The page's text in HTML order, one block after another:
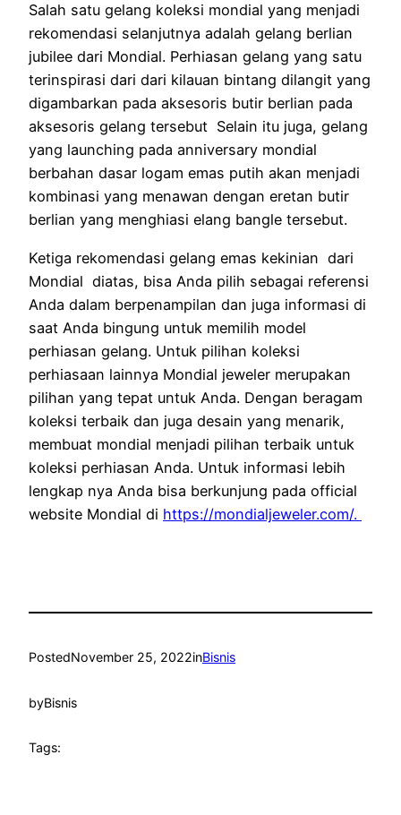
Salah satu gelang koleksi mondial yang menjadi
rekomendasi selanjutnya adalah gelang berlian
jubilee dari Mondial. Perhiasan gelang yang satu
terinspirasi dari dari kilauan bintang dilangit yang
digambarkan pada aksesoris butir berlian pada
aksesoris gelang tersebut Selain itu juga, gelang
yang launching pada anniversary mondial
berbahan dasar logam emas putih akan menjadi
kombinasi yang menawan dengan eretan butir
berlian yang menghiasi elang bangle tersebut.
Ketiga rekomendasi gelang emas kekinian dari
Mondial diatas, bisa Anda pilih sebagai referensi
Anda dalam berpenampilan dan juga informasi di
saat Anda bingung untuk memilih model
perhiasan gelang. Untuk pilihan koleksi
perhiasaan lainnya Mondial jeweler merupakan
pilihan yang tepat untuk Anda. Dengan beragam
koleksi terbaik dan juga desain yang menarik,
membuat mondial menjadi pilihan terbaik untuk
koleksi perhiasan Anda. Untuk informasi lebih
lengkap nya Anda bisa berkunjung pada official
website Mondial di https://mondialjeweler.com/.
PostedNovember 25, 2022inBisnis
byBisnis
Tags: